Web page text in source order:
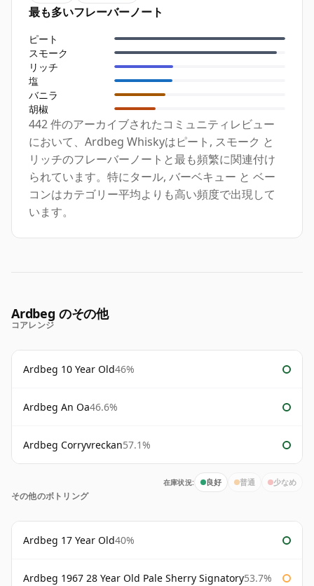
最も多いフレーバーノート
ピート
スモーク
リッチ
塩
バニラ
胡椒
442 件のアーカイブされたコミュニティレビュー
において、Ardbeg Whiskyはピート, スモーク と
リッチのフレーバーノートと最も頻繁に関連付け
られています。特にタール, バーベキュー と ベー
コンはカテゴリー平均よりも高い頻度で出現して
います。
Ardbeg のその他
コアレンジ
Ardbeg 10 Year Old46%
Ardbeg An Oa46.6%
Ardbeg Corryvreckan57.1%
在庫状況: 良好 普通 少なめ
その他のボトリング
Ardbeg 17 Year Old40%
Ardbeg 1967 28 Year Old Pale Sherry Signatory53.7%